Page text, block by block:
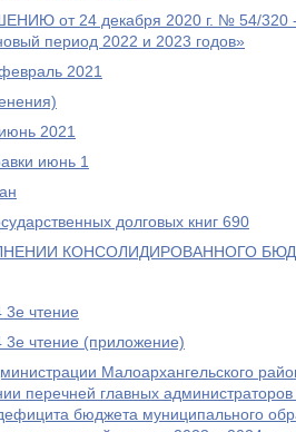
от 24 декабря 2020 г. № 54/
период 2022 и 2023 годов»
2021
2021
июнь 1
долговых книг 690
КОНСОЛИДИРОВАННОГО
чтение
чтение (приложение)
Малоархангельского
перечней главных администраторов
бюджета муниципального